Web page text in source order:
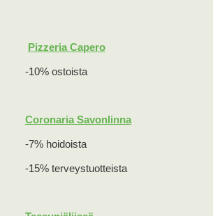
Pizzeria Capero
-10% ostoista
Coronaria Savonlinna
-7% hoidoista
-15% terveystuotteista